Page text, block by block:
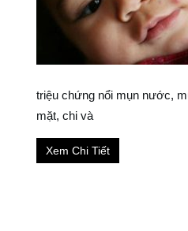
triệu chứng nổi mụn nước,
mặt, chi và
Xem Chi Tiết